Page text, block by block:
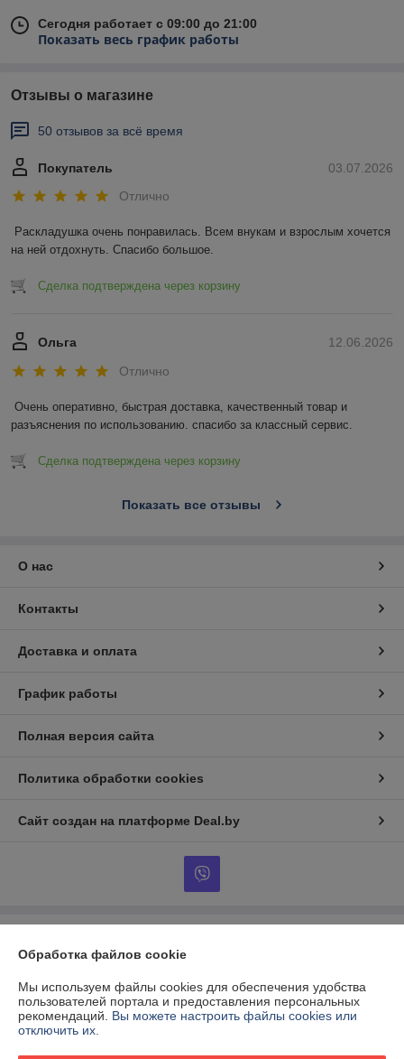
Сегодня работает с 09:00 до 21:00
Показать весь график работы
Отзывы о магазине
50 отзывов за всё время
03.07.2026
Покупатель
Отлично
Раскладушка очень понравилась. Всем внукам и взрослым хочется
на ней отдохнуть. Спасибо большое.
Сделка подтверждена через корзину
12.06.2026
Ольга
Отлично
Очень оперативно, быстрая доставка, качественный товар и
разъяснения по использованию. спасибо за классный сервис.
Сделка подтверждена через корзину
Показать все отзывы
О нас
Контакты
Доставка и оплата
График работы
Полная версия сайта
Политика обработки cookies
Сайт создан на платформе Deal.by
предприниматель Виршич Андрей Леонович
Республика Беларусь, г. Минск, ул. Лынькова, д.7, кв.160
Регистрационный номер ЕГР: 190109937
Обработка файлов cookie
Мы используем файлы cookies для обеспечения удобства
пользователей портала и предоставления персональных
рекомендаций. Вы можете настроить файлы cookies или
отключить их.